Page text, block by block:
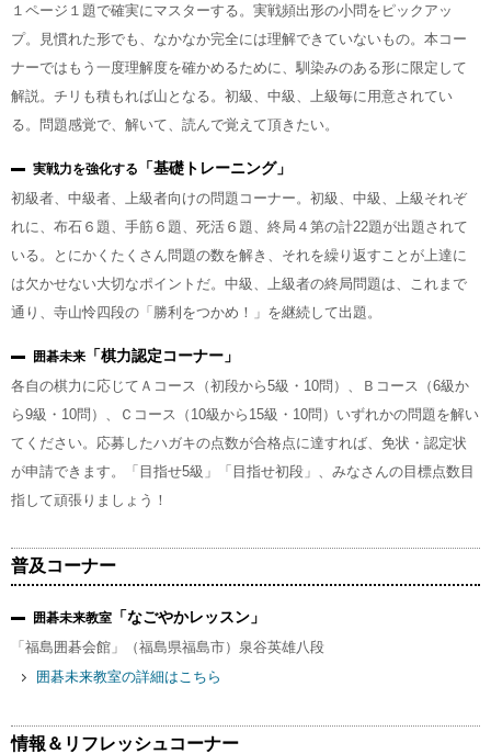
１ページ１題で確実にマスターする。実戦頻出形の小問をピックアッ
プ。見慣れた形でも、なかなか完全には理解できていないもの。本コー
ナーではもう一度理解度を確かめるために、馴染みのある形に限定して
解説。チリも積もれば山となる。初級、中級、上級毎に用意されてい
る。問題感覚で、解いて、読んで覚えて頂きたい。
実戦力を強化する
「基礎トレーニング」
初級者、中級者、上級者向けの問題コーナー。初級、中級、上級それぞ
れに、布石６題、手筋６題、死活６題、終局４第の計22題が出題されて
いる。とにかくたくさん問題の数を解き、それを繰り返すことが上達に
は欠かせない大切なポイントだ。中級、上級者の終局問題は、これまで
通り、寺山怜四段の「勝利をつかめ！」を継続して出題。
囲碁未来 「棋力認定コーナー」
各自の棋力に応じてＡコース（初段から5級・10問）、Ｂコース（6級か
ら9級・10問）、Ｃコース（10級から15級・10問）いずれかの問題を解い
てください。応募したハガキの点数が合格点に達すれば、免状・認定状
が申請できます。「目指せ5級」「目指せ初段」、みなさんの目標点数目
指して頑張りましょう！
普及コーナー
囲碁未来教室 「なごやかレッスン」
「福島囲碁会館」（福島県福島市）泉谷英雄八段
囲碁未来教室の詳細はこちら
情報＆リフレッシュコーナー